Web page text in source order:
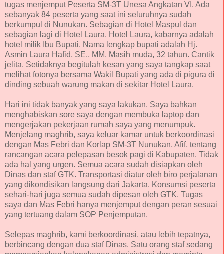
tugas menjemput Peserta SM-3T Unesa Angkatan VI. Ada
sebanyak 84 peserta yang saat ini seluruhnya sudah
berkumpul di Nunukan. Sebagian di Hotel Maspul dan
sebagian lagi di Hotel Laura. Hotel Laura, kabarnya adalah
hotel milik Ibu Bupati. Nama lengkap bupati adalah Hj.
Asmin Laura Hafid, SE., MM. Masih muda, 32 tahun. Cantik
jelita. Setidaknya begitulah kesan yang saya tangkap saat
melihat fotonya bersama Wakil Bupati yang ada di pigura di
dinding sebuah warung makan di sekitar Hotel Laura.
Hari ini tidak banyak yang saya lakukan. Saya bahkan
menghabiskan sore saya dengan membuka laptop dan
mengerjakan pekerjaan rumah saya yang menumpuk.
Menjelang maghrib, saya keluar kamar untuk berkoordinasi
dengan Mas Febri dan Korlap SM-3T Nunukan, Afif, tentang
rancangan acara pelepasan besok pagi di Kabupaten. Tidak
ada hal yang urgen. Semua acara sudah disiapkan oleh
Dinas dan staf GTK. Transportasi diatur oleh biro perjalanan
yang dikondisikan langsung dari Jakarta. Konsumsi peserta
sehari-hari juga semua sudah dipesan oleh GTK. Tugas
saya dan Mas Febri hanya menjemput dengan peran sesuai
yang tertuang dalam SOP Penjemputan.
Selepas maghrib, kami berkoordinasi, atau lebih tepatnya,
berbincang dengan dua staf Dinas. Satu orang staf sedang